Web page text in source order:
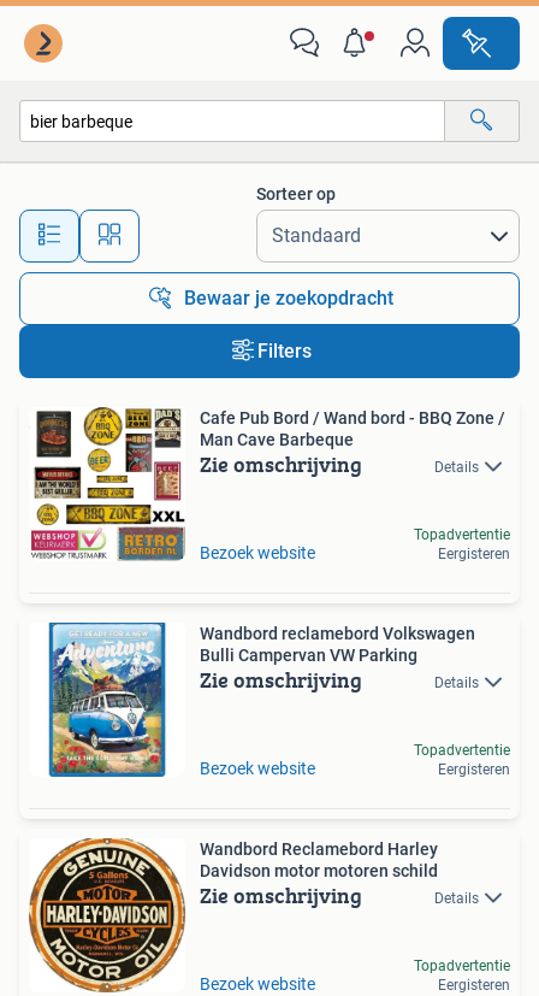
Alle afstanden…
Sorteer op
Bewaar je zoekopdracht
Filters
Cafe Pub Bord / Wand bord - BBQ Zone /
Man Cave Barbeque
Zie omschrijving Details
Bezoek website
Topadvertentie
Eergisteren
Wandbord reclamebord Volkswagen
Bulli Campervan VW Parking
Zie omschrijving Details
Bezoek website
Topadvertentie
Eergisteren
Wandbord Reclamebord Harley
Davidson motor motoren schild
Zie omschrijving Details
Bezoek website
Topadvertentie
Eergisteren